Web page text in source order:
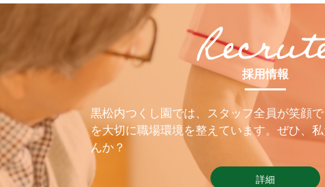
採用情報
黒松内つくし園では、スタッフ全員が笑顔
を大切に職場環境を整えています。ぜひ、
んか？
詳細